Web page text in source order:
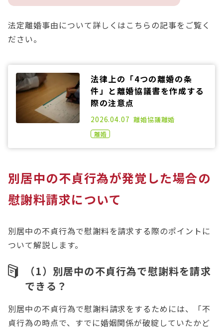
法定離婚事由について詳しくはこちらの記事をご覧く
ださい。
法律上の「4つの離婚の条
件」と離婚協議書を作成する
際の注意点
2021.04.14
2026.04.07 離婚協議離婚
離婚
別居中の不貞行為が発覚した場合の
慰謝料請求について
別居中の不貞行為で慰謝料を請求する際のポイントに
ついて解説します。
（1）別居中の不貞行為で慰謝料を請求
できる？
別居中の不貞行為で慰謝料請求をするためには、「不
貞行為の時点で、すでに婚姻関係が破綻していたかど